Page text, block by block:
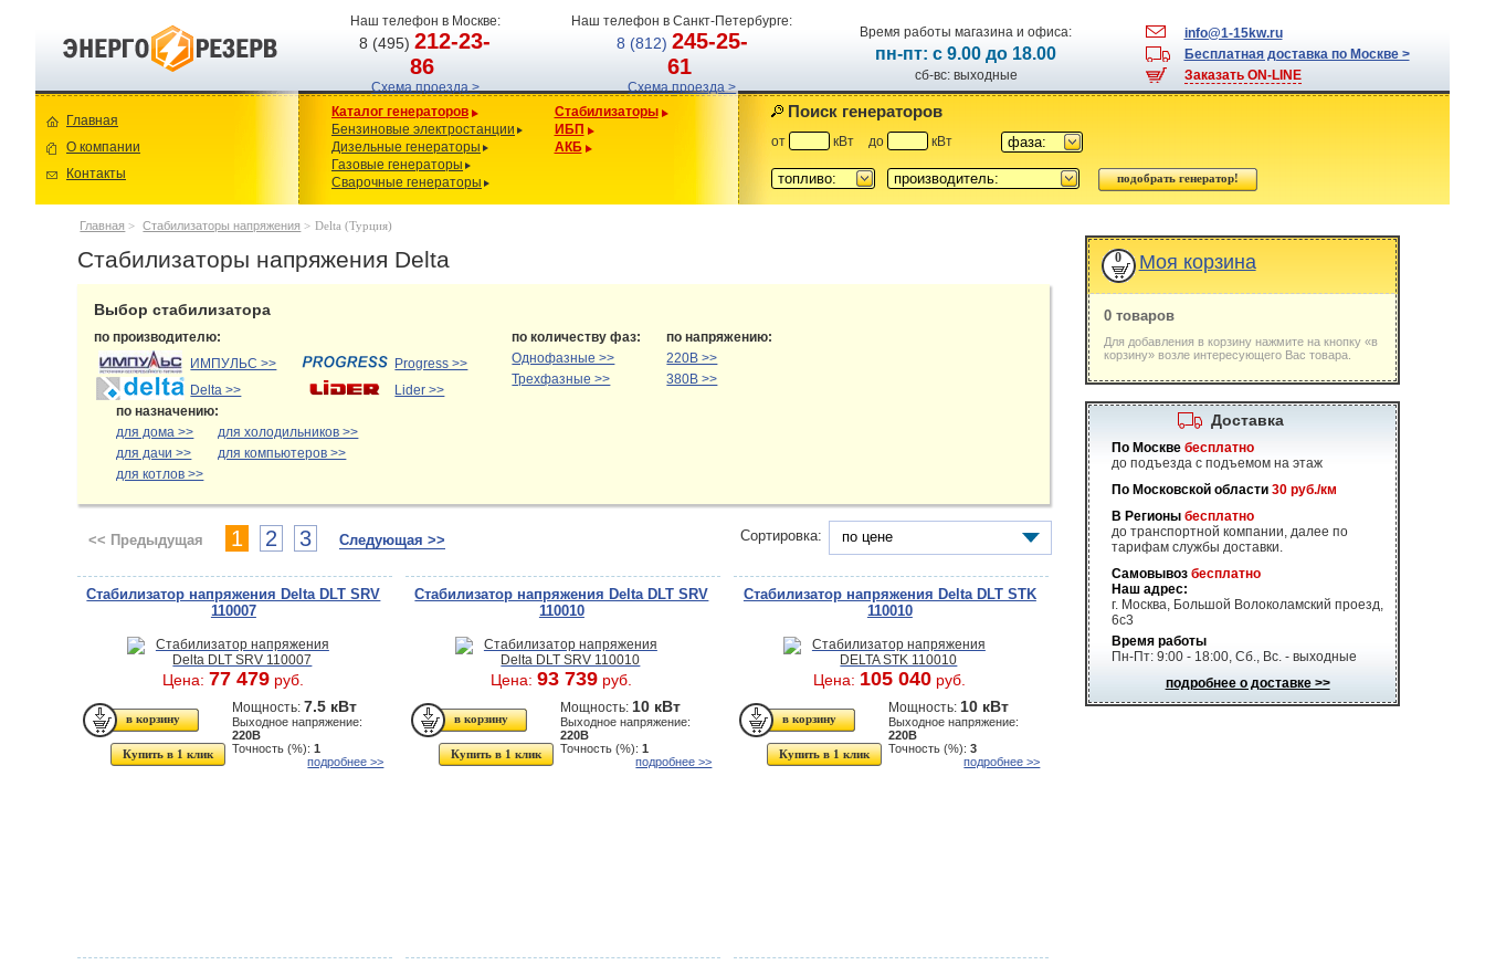
Наш телефон в Москве:
8 (495)212-23-
86
Схема проезда >
Наш телефон в Санкт-Петербурге:
8 (812) 245-25-
61
Схема проезда >
Время работы магазина и офиса:
пн-пт: с 9.00 до 18.00
сб-вс: выходные
info@1-15kw.ru
Бесплатная доставка по Москве >
Заказать ON-LINE
Главная
О компании
Контакты
Каталог генераторов
Бензиновые электростанции
Дизельные генераторы
Газовые генераторы
Сварочные генераторы
Стабилизаторы
ИБП
АКБ
Поиск генераторов
от кВт до кВт фаза:
топливо: производитель:
Главная > Стабилизаторы напряжения > Delta (Турция)
Стабилизаторы напряжения Delta
Выбор стабилизатора
по производителю:
ИМПУЛЬС >>
Delta >>
Progress >>
Lider >>
по количеству фаз:
Однофазные >>
Трехфазные >>
по напряжению:
220В >>
380В >>
по назначению:
для дома >>
для дачи >>
для котлов >>
для холодильников >>
для компьютеров >>
Сортировка: по цене
<< Предыдущая 1 2 3 Следующая >>
Стабилизатор напряжения Delta DLT SRV
110007
Цена:77 479 руб.
Купить в 1 клик
Мощность:7.5 кВт
Выходное напряжение:
220В
Точность (%):1
подробнее >>
Стабилизатор напряжения Delta DLT SRV
110010
Цена:93 739 руб.
Купить в 1 клик
Мощность:10 кВт
Выходное напряжение:
220В
Точность (%):1
подробнее >>
Стабилизатор напряжения Delta DLT STK
110010
Цена: 105 040 руб.
Купить в 1 клик
Мощность:10 кВт
Выходное напряжение:
220В
Точность (%):3
подробнее >>
0 Моя корзина
0 товаров
Для добавления в корзину нажмите на кнопку «в
корзину» возле интересующего Вас товара.
Доставка
По Москве бесплатно
до подъезда с подъемом на этаж
По Московской области 30 руб./км
В Регионы бесплатно
до транспортной компании, далее по
тарифам службы доставки.
Самовывоз бесплатно
Наш адрес:
г. Москва, Большой Волоколамский проезд,
6с3
Время работы
Пн-Пт: 9:00 - 18:00, Сб., Вс. - выходные
подробнее о доставке >>